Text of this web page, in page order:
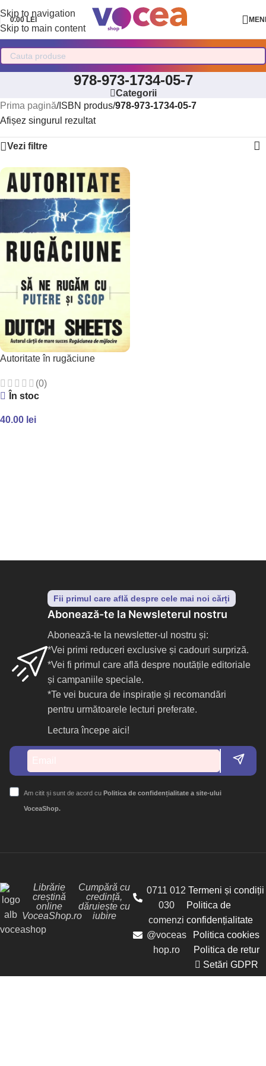
Skip to navigation
Skip to main content
0.00LEI
978-973-1734-05-7
Categorii
Prima pagină/ISBN produs/978-973-1734-05-7
Afișez singurul rezultat
Vezi filtre
Autoritate în rugăciune
(0)
În stoc
40.00 lei
Fii primul care află despre cele mai noi cărți
Abonează-te la Newsleterul nostru
Abonează-te la newsletter-ul nostru și:
*Vei primi reduceri exclusive și cadouri surpriză.
*Vei fi primul care află despre noutățile editoriale
și campaniile speciale.
*Te vei bucura de inspirație și recomandări
pentru următoarele lecturi preferate.
Lectura începe aici!
Am citit și sunt de acord cu Politica de confidențialitate a site-ului
VoceaShop.
Librărie
creștină
online
VoceaShop.ro
Cumpără cu
credință,
dăruiește cu
iubire
0711 012
030
comenzi
@voceas
hop.ro
Termeni și condiții
Politica de
confidențialitate
Politica cookies
Politica de retur
Setări GDPR